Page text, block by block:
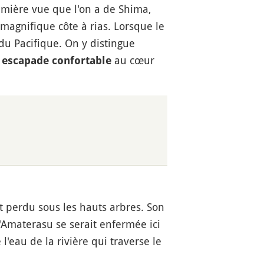
vue que l'on a de Shima,
côte à rias. Lorsque le
Pacifique. On y distingue
escapade confortableau cœur
sous les hauts arbres. Son
se serait enfermée ici
de la rivière qui traverse le